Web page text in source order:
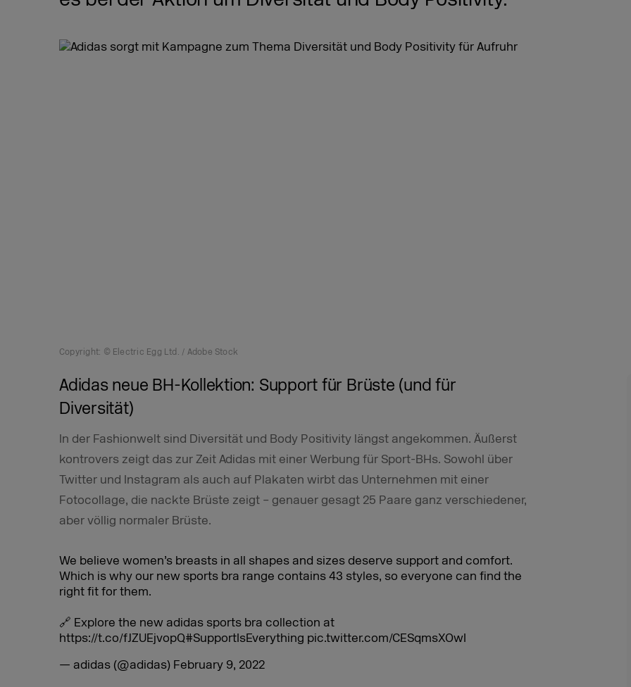
Copyright: © Electric Egg Ltd. / Adobe Stock
Adidas neue BH-Kollektion: Support für Brüste (und für
Diversität)
In der Fashionwelt sind Diversität und Body Positivity längst angekommen. Äußerst
kontrovers zeigt das zur Zeit Adidas mit einer Werbung für Sport-BHs. Sowohl über
Twitter und Instagram als auch auf Plakaten wirbt das Unternehmen mit einer
Fotocollage, die nackte Brüste zeigt – genauer gesagt 25 Paare ganz verschiedener,
aber völlig normaler Brüste.
We believe women’s breasts in all shapes and sizes deserve support and comfort.
Which is why our new sports bra range contains 43 styles, so everyone can find the
right fit for them.
🔗 Explore the new adidas sports bra collection at
https://t.co/fJZUEjvopQ#SupportIsEverything pic.twitter.com/CESqmsXOwI
— adidas (@adidas) February 9, 2022